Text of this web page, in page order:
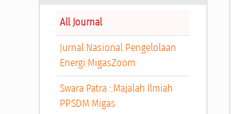
All Journal
Jurnal Nasional Pengelolaan
Energi MigasZoom
Swara Patra : Majalah Ilmiah
PPSDM Migas